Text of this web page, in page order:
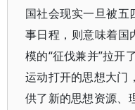
国社会现实一旦被五
事日程，则意味着国
模的“征伐兼并”拉开
运动打开的思想大门
供了新的思想资源、